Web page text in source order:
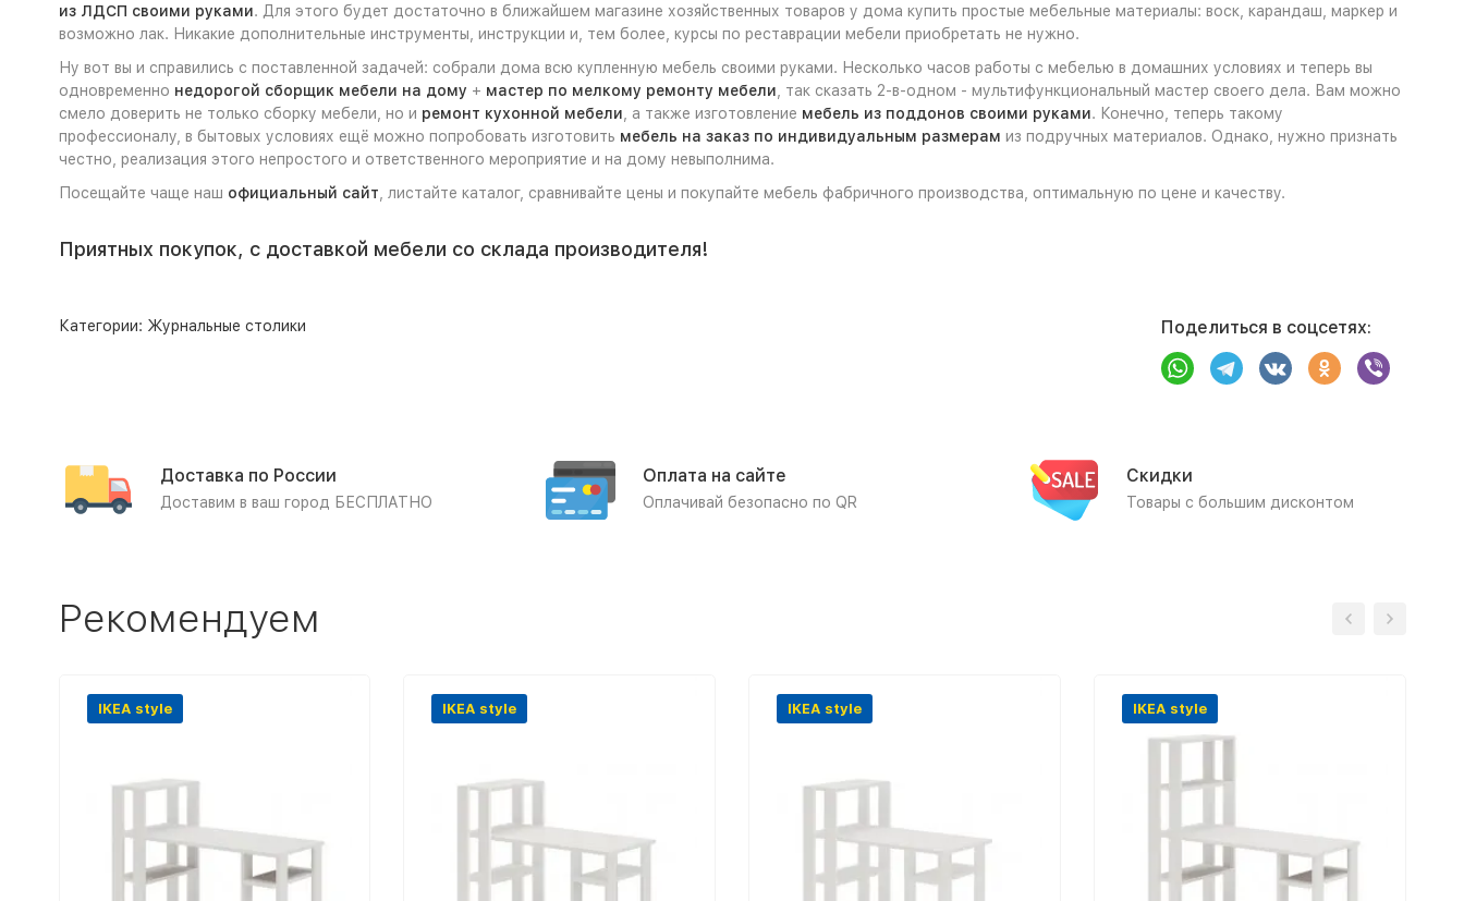
из ЛДСП своими руками. Для этого будет достаточно в ближайшем магазине хозяйственных товаров у дома купить простые мебельные материалы: воск, карандаш, маркер и
возможно лак. Никакие дополнительные инструменты, инструкции и, тем более, курсы по реставрации мебели приобретать не нужно.
Ну вот вы и справились с поставленной задачей: собрали дома всю купленную мебель своими руками. Несколько часов работы с мебелью в домашних условиях и теперь вы
одновременно недорогой сборщик мебели на дому + мастер по мелкому ремонту мебели , так сказать 2-в-одном - мультифункциональный мастер своего дела. Вам можно
смело доверить не только сборку мебели, но и ремонт кухонной мебели , а также изготовление мебель из поддонов своими руками. Конечно, теперь такому
профессионалу, в бытовых условиях ещё можно попробовать изготовить мебель на заказ по индивидуальным размерам из подручных материалов. Однако, нужно признать
честно, реализация этого непростого и ответственного мероприятие и на дому невыполнима.
Посещайте чаще наш официальный сайт , листайте каталог, сравнивайте цены и покупайте мебель фабричного производства, оптимальную по цене и качеству.
Приятных покупок, с доставкой мебели со склада производителя!
Категории: Журнальные столики Поделиться в соцсетях:
Доставка по России
Доставим в ваш город БЕСПЛАТНО
Оплата на сайте
Оплачивай безопасно по QR
Скидки
Товары с большим дисконтом
Рекомендуем
IKEA style IKEA style IKEA style IKEA style